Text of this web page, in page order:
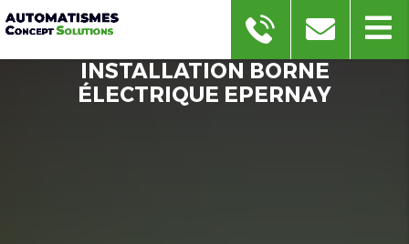
INSTALLATION BORNE
ÉLECTRIQUE EPERNAY